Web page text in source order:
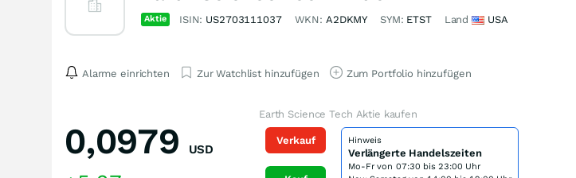
Aktie ISIN: US2703111037 WKN: A2DKMY SYM: ETST Land USA
Alarme einrichten Zur Watchlist hinzufügen Zum Portfolio hinzufügen
0,0979 USD
Earth Science Tech Aktie kaufen
Verkauf Hinweis
Verlängerte Handelszeiten
Mo-Fr von 07:30 bis 23:00 Uhr